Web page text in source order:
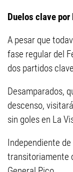
Duelos clave
A pesar que
fase regular del
dos partidos
Desamparados,
descenso,
sin goles en La
Independiente
transitoriamente